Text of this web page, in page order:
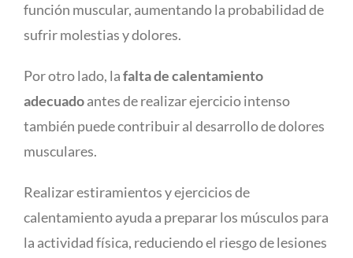
función muscular, aumentando la probabilidad de
sufrir molestias y dolores.
Por otro lado, lafalta de calentamiento
adecuadoantes de realizar ejercicio intenso
también puede contribuir al desarrollo de dolores
musculares.
Realizar estiramientos y ejercicios de
calentamiento ayuda a preparar los músculos para
la actividad física, reduciendo el riesgo de lesiones